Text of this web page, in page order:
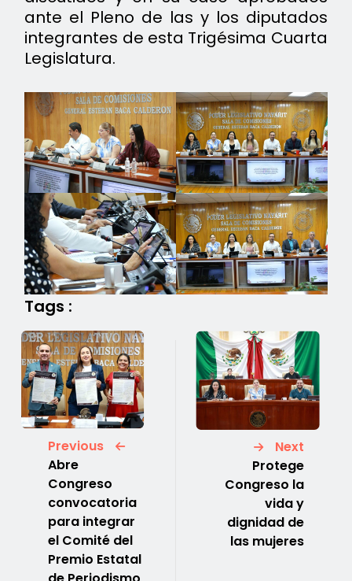
ante el Pleno de las y los diputados
integrantes de esta Trigésima Cuarta
Legislatura.
Tags :
Previous
Abre
Congreso
convocatoria
para integrar
el Comité del
Premio Estatal
Next
Protege
Congreso la
vida y
dignidad de
las mujeres